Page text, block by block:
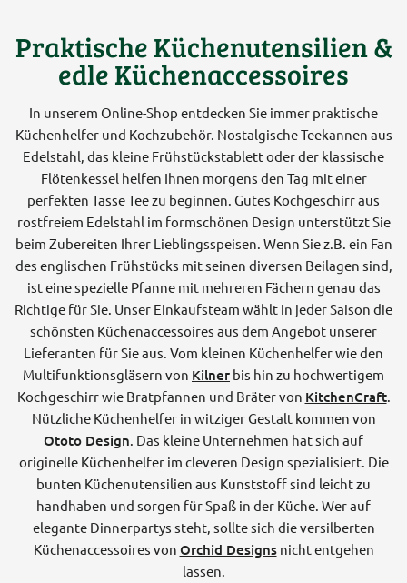
Praktische Küchenutensilien &
edle Küchenaccessoires
In unserem Online-Shop entdecken Sie immer praktische
Küchenhelfer und Kochzubehör. Nostalgische Teekannen aus
Edelstahl, das kleine Frühstückstablett oder der klassische
Flötenkessel helfen Ihnen morgens den Tag mit einer
perfekten Tasse Tee zu beginnen. Gutes Kochgeschirr aus
rostfreiem Edelstahl im formschönen Design unterstützt Sie
beim Zubereiten Ihrer Lieblingsspeisen. Wenn Sie z.B. ein Fan
des englischen Frühstücks mit seinen diversen Beilagen sind,
ist eine spezielle Pfanne mit mehreren Fächern genau das
Richtige für Sie. Unser Einkaufsteam wählt in jeder Saison die
schönsten Küchenaccessoires aus dem Angebot unserer
Lieferanten für Sie aus. Vom kleinen Küchenhelfer wie den
Multifunktionsgläsern von Kilner bis hin zu hochwertigem
Kochgeschirr wie Bratpfannen und Bräter von KitchenCraft.
Nützliche Küchenhelfer in witziger Gestalt kommen von
Ototo Design. Das kleine Unternehmen hat sich auf
originelle Küchenhelfer im cleveren Design spezialisiert. Die
bunten Küchenutensilien aus Kunststoff sind leicht zu
handhaben und sorgen für Spaß in der Küche. Wer auf
elegante Dinnerpartys steht, sollte sich die versilberten
Küchenaccessoires von Orchid Designsnicht entgehen
lassen.